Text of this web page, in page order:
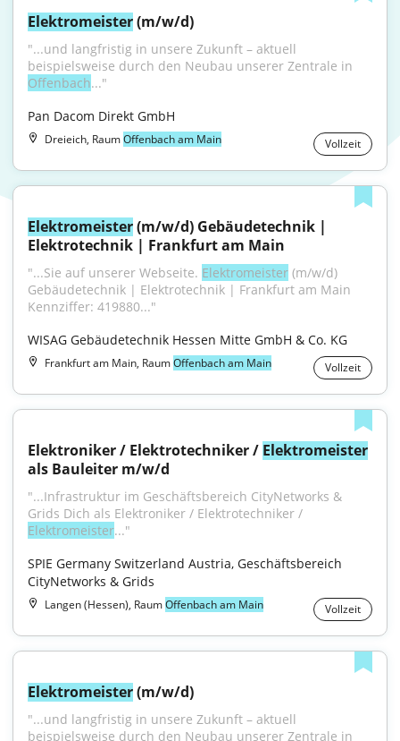
Elektromeister (m/w/d)
"...und langfristig in unsere Zukunft – aktuell
Offenbach..."
Pan Dacom Direkt GmbH
Dreieich, RaumOffenbach am Main Vollzeit
Elektromeister (m/w/d) Gebäudetechnik |
Elektrotechnik | Frankfurt am Main
"...Sie auf unserer Webseite. Elektromeister (m/w/d)
Gebäudetechnik | Elektrotechnik | Frankfurt am Main
Kennziffer: 419880..."
WISAG Gebäudetechnik Hessen Mitte GmbH & Co. KG
Frankfurt am Main, RaumOffenbach am Main Vollzeit
Elektroniker / Elektrotechniker / Elektromeister
als Bauleiter m/w/d
"...Infrastruktur im Geschäftsbereich CityNetworks &
Elektromeister..."
SPIE Germany Switzerland Austria, Geschäftsbereich
CityNetworks & Grids
Langen (Hessen), RaumOffenbach am Main Vollzeit
Elektromeister (m/w/d)
"...und langfristig in unsere Zukunft – aktuell